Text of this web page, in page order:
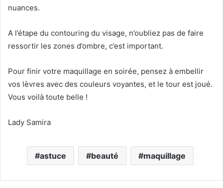
nuances.
A l’étape du contouring du visage, n’oubliez pas de faire
ressortir les zones d’ombre, c’est important.
Pour finir votre maquillage en soirée, pensez à embellir
vos lèvres avec des couleurs voyantes, et le tour est joué.
Vous voilà toute belle !
Lady Samira
astuce beauté maquillage